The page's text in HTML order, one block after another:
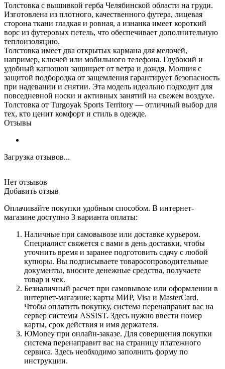
Толстовка с вышивкой герба Челябинской области на груди.
Изготовлена из плотного, качественного футера, лицевая
сторона ткани гладкая и ровная, а изнанка имеет короткий
ворс из футеровых петель, что обеспечивает дополнительную
теплоизоляцию.
Толстовка имеет два открытых кармана для мелочей,
например, ключей или мобильного телефона. Глубокий и
удобный капюшон защищает от ветра и дождя. Молния с
защитой подбородка от защемления гарантирует безопасность
при надевании и снятии. Эта модель идеально подходит для
повседневной носки и активных занятий на свежем воздухе.
Толстовка от Turgoyak Sports Territory — отличный выбор для
тех, кто ценит комфорт и стиль в одежде.
Отзывы
Загрузка отзывов...
Нет отзывов
Добавить отзыв
Оплачивайте покупки удобным способом. В интернет-
магазине доступно 3 варианта оплаты:
Наличные при самовывозе или доставке курьером.
Специалист свяжется с вами в день доставки, чтобы
уточнить время и заранее подготовить сдачу с любой
купюры. Вы подписываете товаросопроводительные
документы, вносите денежные средства, получаете
товар и чек.
Безналичный расчет при самовывозе или оформлении в
интернет-магазине: карты МИР, Visa и MasterCard.
Чтобы оплатить покупку, система перенаправит вас на
сервер системы ASSIST. Здесь нужно ввести номер
карты, срок действия и имя держателя.
ЮMoney при онлайн-заказе. Для совершения покупки
система перенаправит вас на страницу платежного
сервиса. Здесь необходимо заполнить форму по
инструкции.